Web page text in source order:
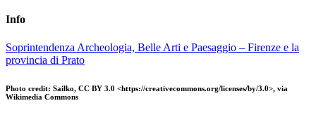
Info
Soprintendenza Archeologia, Belle Arti e Paesaggio – Firenze e la
provincia di Prato
Photo credit: Sailko, CC BY 3.0 <https://creativecommons.org/licenses/by/3.0>, via
Wikimedia Commons